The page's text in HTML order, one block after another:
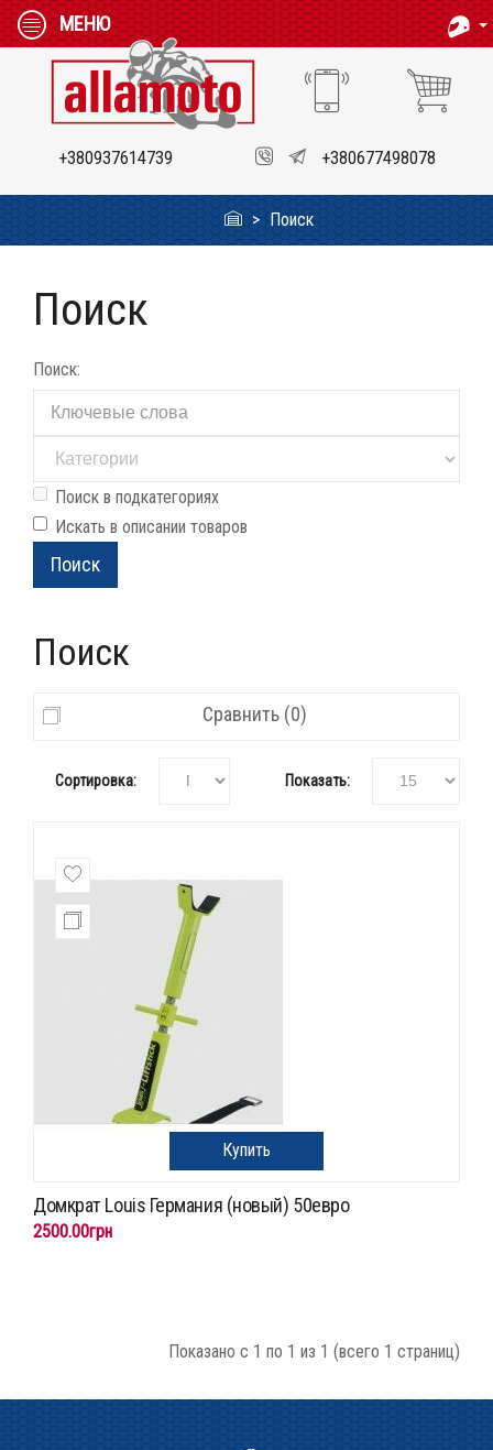
МЕНЮ
+380937614739 +380677498078
Поиск
Поиск
Поиск:
Поиск в подкатегориях
Искать в описании товаров
Поиск
Сравнить (0)
Сортировка: Показать:
Купить
Домкрат Louis Германия (новый) 50евро
2500.00грн
Показано с 1 по 1 из 1 (всего 1 страниц)